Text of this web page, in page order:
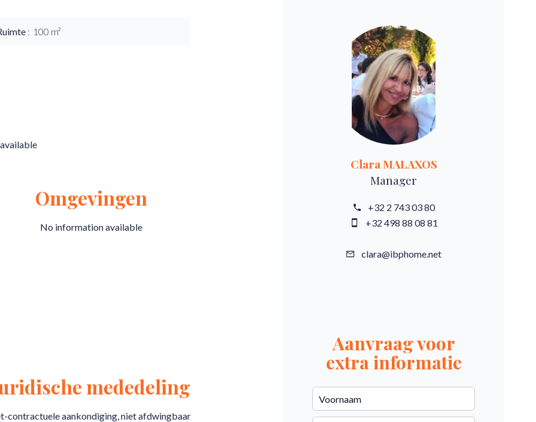
100 m²
Omgevingen
No information available
mededeling
contractuele aankondiging, niet afdwingbaar
Clara MALAXOS
Manager
+32 2 743 03 80
+32 498 88 08 81
clara@ibphome.net
Aanvraag voor
extra informatie